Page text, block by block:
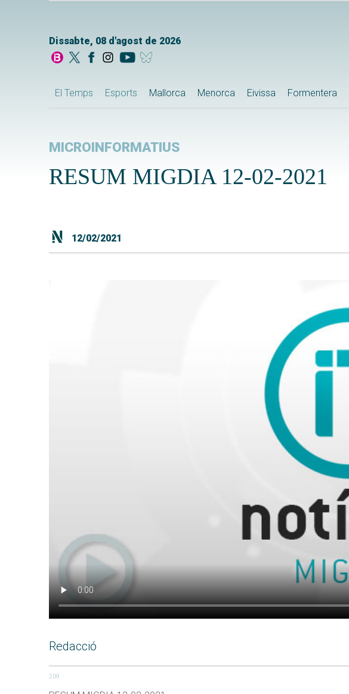
Dissabte, 08 d'agost de 2026
El Temps Esports Mallorca Menorca Eivissa Formentera
MICROINFORMATIUS
RESUM MIGDIA 12-02-2021
12/02/2021
Redacció
209